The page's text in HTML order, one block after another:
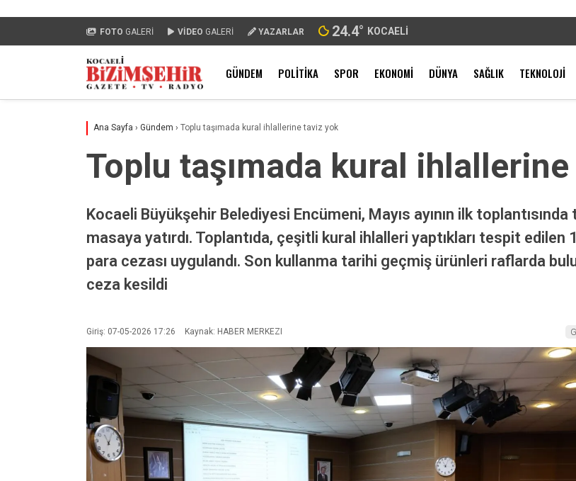
FOTO GALERİ VİDEO GALERİ YAZARLAR 24.4° KOCAELI
GÜNDEM POLITIKA SPOR EKONOMI DÜNYA SAĞLIK TEKNOLOJI
Ana Sayfa › Gündem › Toplu taşımada kural ihlallerine taviz yok
Toplu taşımada kural
Kocaeli Büyükşehir Belediyesi Encümeni, Mayıs ayının ilk
masaya yatırdı. Toplantıda, çeşitli kural ihlalleri yaptıkları tespit
para cezası uygulandı. Son kullanma tarihi geçmiş ürünleri raflarda
ceza kesildi
Giriş: 07-05-2026 17:26 Kaynak: HABER MERKEZI